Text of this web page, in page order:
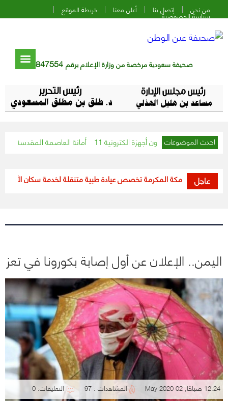
من نحن إتصل بنا أعلن معنا خريطة الموقع
سياسة الخصوصية
صحيفة سعودية مرخصة من وزارة الإعلام برقم 847554
احدث الموضوعات أمانة العاصمة المقدسة تنفذ 3194 جولة تعقيم وتطهير في أحياء العاصمة المقدسة مشغولين بدون أجهزة الكترونية
عاجل
منطقة مكة المكرمة تخصص عيادة طبية متنقلة لخدمة سكان الأحياء المعزولة
اليمن.. الإعلان عن أول إصابة بكورونا في تعز
12:24 صباحًا, 02 May 2020 المشاهدات : 97 التعليقات: 0